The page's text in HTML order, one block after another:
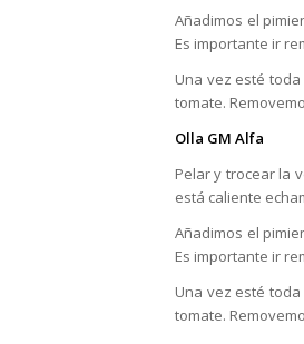
Añadimos el
Es importante ir
Una vez esté
tomate.
Olla GM Alfa
Pelar y trocear la
está caliente
Añadimos el
Es importante ir
Una vez esté
tomate.